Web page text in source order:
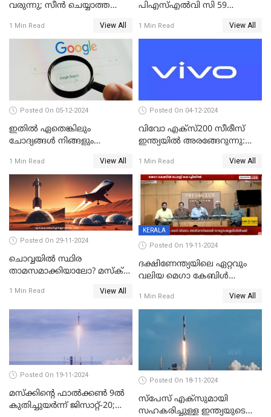
വരുന്നു; സീൻ ചെയ്യാത്ത
ഓർമിപ്പിക്കും ഈ
പുതുപുത്തൻ ഫീച്ചർ
1 Min Read View All
പിഎസ്എല്‍വി സി 59
വിജയം
1 Min Read View All
Posted On 05-12-2024
ഇതിൽ ഏതെങ്കിലും
ചോദ്യങ്ങൾ നിങ്ങളും
ഗൂഗിളിൽ ഏറ്റവുമധികം
ആളുകൾ ചോദിച്ച
ചോദ്യങ്ങൾ
1 Min Read View All
Posted On 04-12-2024
വിവോ എക്‌സ്200 സീരീസ്
ഇന്ത്യയിൽ അരങ്ങേറുന്നു:
ഫീച്ചറുകളും
1 Min Read View All
Posted On 29-11-2024
ചൊവ്വയിൽ സ്ഥിര
താമസമാക്കിയാലോ? മസ്ക്
1 Min Read View All
KERALA
Posted On 19-11-2024
ദക്ഷിണേന്ത്യയിലെ ഏറ്റവും
വലിയ മെഗാ കേബിള്‍
ഈ മാസം 21ന് കൊച്ചിയിൽ
ആരംഭിക്കും
1 Min Read View All
Posted On 19-11-2024
മസ്‌ക്കിന്റെ ഫാല്‍ക്കണ്‍ 9ൽ
കുതിച്ചുയർന്ന് ജിസാറ്റ്-20;
Posted On 18-11-2024
സ്‌പേസ് എക്‌സുമായി
സഹകരിച്ചുള്ള ഇന്ത്യയുടെ